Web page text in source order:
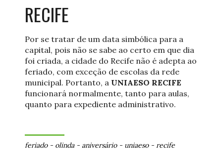
RECIFE
Por se tratar de um data simbólica para a
capital, pois não se sabe ao certo em que dia
foi criada, a cidade do Recife não é adepta ao
feriado, com exceção de escolas da rede
municipal. Portanto, a UNIAESO RECIFE
funcionará normalmente, tanto para aulas,
quanto para expediente administrativo.
feriado- olinda- aniversário- uniaeso- recife